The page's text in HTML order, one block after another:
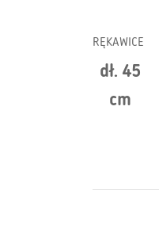
RĘKAWICE
dł. 45
cm